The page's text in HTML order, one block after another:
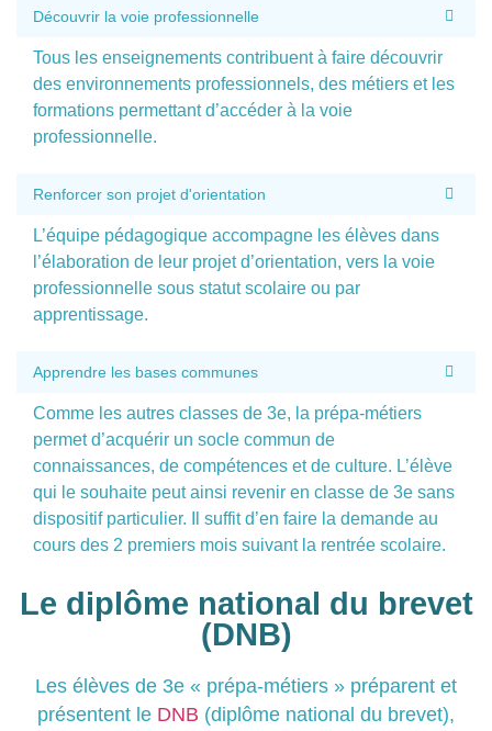
Découvrir la voie professionnelle
Tous les enseignements contribuent à faire découvrir
des environnements professionnels, des métiers et les
formations permettant d’accéder à la voie
professionnelle.
Renforcer son projet d'orientation
L’équipe pédagogique accompagne les élèves dans
l’élaboration de leur projet d’orientation, vers la voie
professionnelle sous statut scolaire ou par
apprentissage.
Apprendre les bases communes
Comme les autres classes de 3e, la prépa-métiers
permet d’acquérir un socle commun de
connaissances, de compétences et de culture. L’élève
qui le souhaite peut ainsi revenir en classe de 3e sans
dispositif particulier. Il suffit d’en faire la demande au
cours des 2 premiers mois suivant la rentrée scolaire.
Le diplôme national du brevet
(DNB)
Les élèves de 3e « prépa-métiers » préparent et
présentent le DNB (diplôme national du brevet),